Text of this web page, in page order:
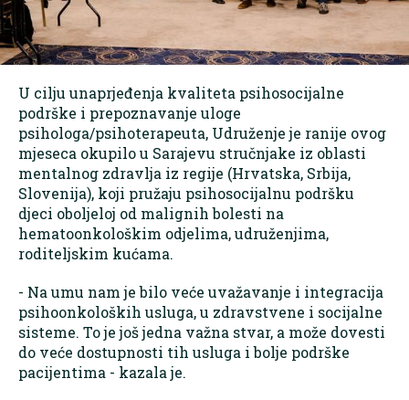
U cilju unaprjeđenja kvaliteta psihosocijalne
podrške i prepoznavanje uloge
psihologa/psihoterapeuta, Udruženje je ranije ovog
mjeseca okupilo u Sarajevu stručnjake iz oblasti
mentalnog zdravlja iz regije (Hrvatska, Srbija,
Slovenija), koji pružaju psihosocijalnu podršku
djeci oboljeloj od malignih bolesti na
hematoonkološkim odjelima, udruženjima,
roditeljskim kućama.
- Na umu nam je bilo veće uvažavanje i integracija
psihoonkoloških usluga, u zdravstvene i socijalne
sisteme. To je još jedna važna stvar, a može dovesti
do veće dostupnosti tih usluga i bolje podrške
pacijentima - kazala je.